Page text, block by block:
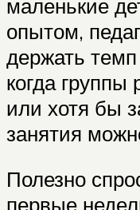
маленькие
опытом,
держать
когда
или хотя бы
занятия
Полезно
первые